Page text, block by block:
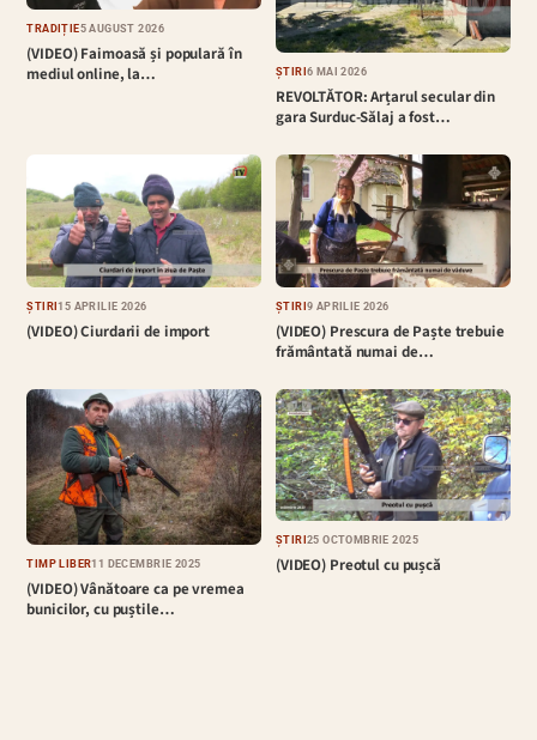
TRADIȚIE5 AUGUST 2026
(VIDEO) Faimoasă și populară în
mediul online, la…
ȘTIRI6 MAI 2026
REVOLTĂTOR: Arțarul secular din
gara Surduc-Sălaj a fost…
ȘTIRI15 APRILIE 2026
(VIDEO) Ciurdarii de import
ȘTIRI9 APRILIE 2026
(VIDEO) Prescura de Paște trebuie
frământată numai de…
TIMP LIBER11 DECEMBRIE 2025
(VIDEO) Vânătoare ca pe vremea
bunicilor, cu puștile…
ȘTIRI25 OCTOMBRIE 2025
(VIDEO) Preotul cu pușcă